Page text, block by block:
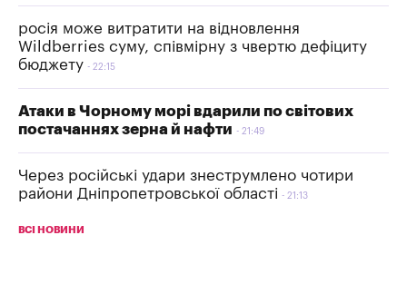
росія може витратити на відновлення
Wildberries суму, співмірну з чвертю дефіциту
бюджету
22:15
Атаки в Чорному морі вдарили по світових
постачаннях зерна й нафти
21:49
Через російські удари знеструмлено чотири
райони Дніпропетровської області
21:13
ВСІ НОВИНИ